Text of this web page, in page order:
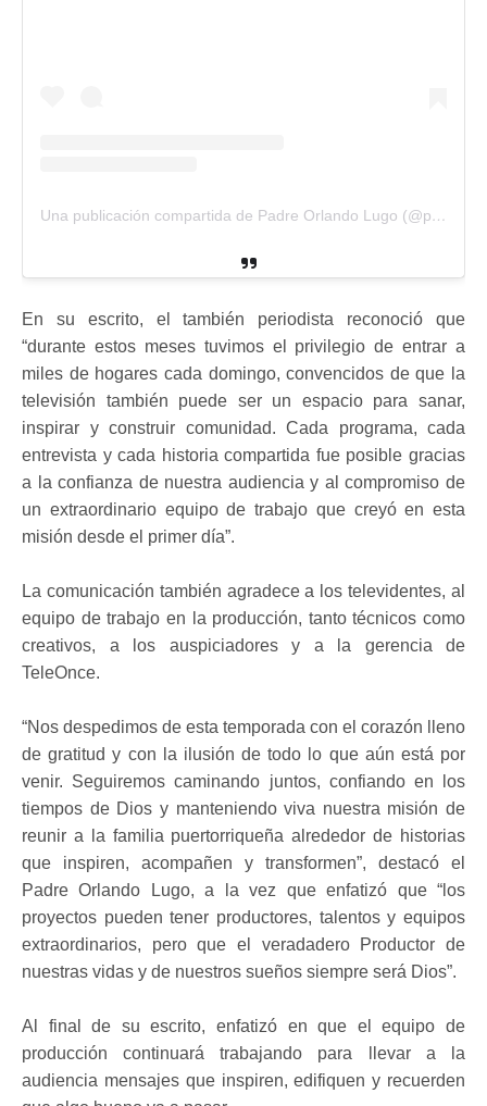
Una publicación compartida de Padre Orlando Lugo (@padreorlandolugo)
En su escrito, el también periodista reconoció que
“durante estos meses tuvimos el privilegio de entrar a
miles de hogares cada domingo, convencidos de que la
televisión también puede ser un espacio para sanar,
inspirar y construir comunidad. Cada programa, cada
entrevista y cada historia compartida fue posible gracias
a la confianza de nuestra audiencia y al compromiso de
un extraordinario equipo de trabajo que creyó en esta
misión desde el primer día”.
La comunicación también agradece a los televidentes, al
equipo de trabajo en la producción, tanto técnicos como
creativos, a los auspiciadores y a la gerencia de
TeleOnce.
“Nos despedimos de esta temporada con el corazón lleno
de gratitud y con la ilusión de todo lo que aún está por
venir. Seguiremos caminando juntos, confiando en los
tiempos de Dios y manteniendo viva nuestra misión de
reunir a la familia puertorriqueña alrededor de historias
que inspiren, acompañen y transformen”, destacó el
Padre Orlando Lugo, a la vez que enfatizó que “los
proyectos pueden tener productores, talentos y equipos
extraordinarios, pero que el veradadero Productor de
nuestras vidas y de nuestros sueños siempre será Dios”.
Al final de su escrito, enfatizó en que el equipo de
producción continuará trabajando para llevar a la
audiencia mensajes que inspiren, edifiquen y recuerden